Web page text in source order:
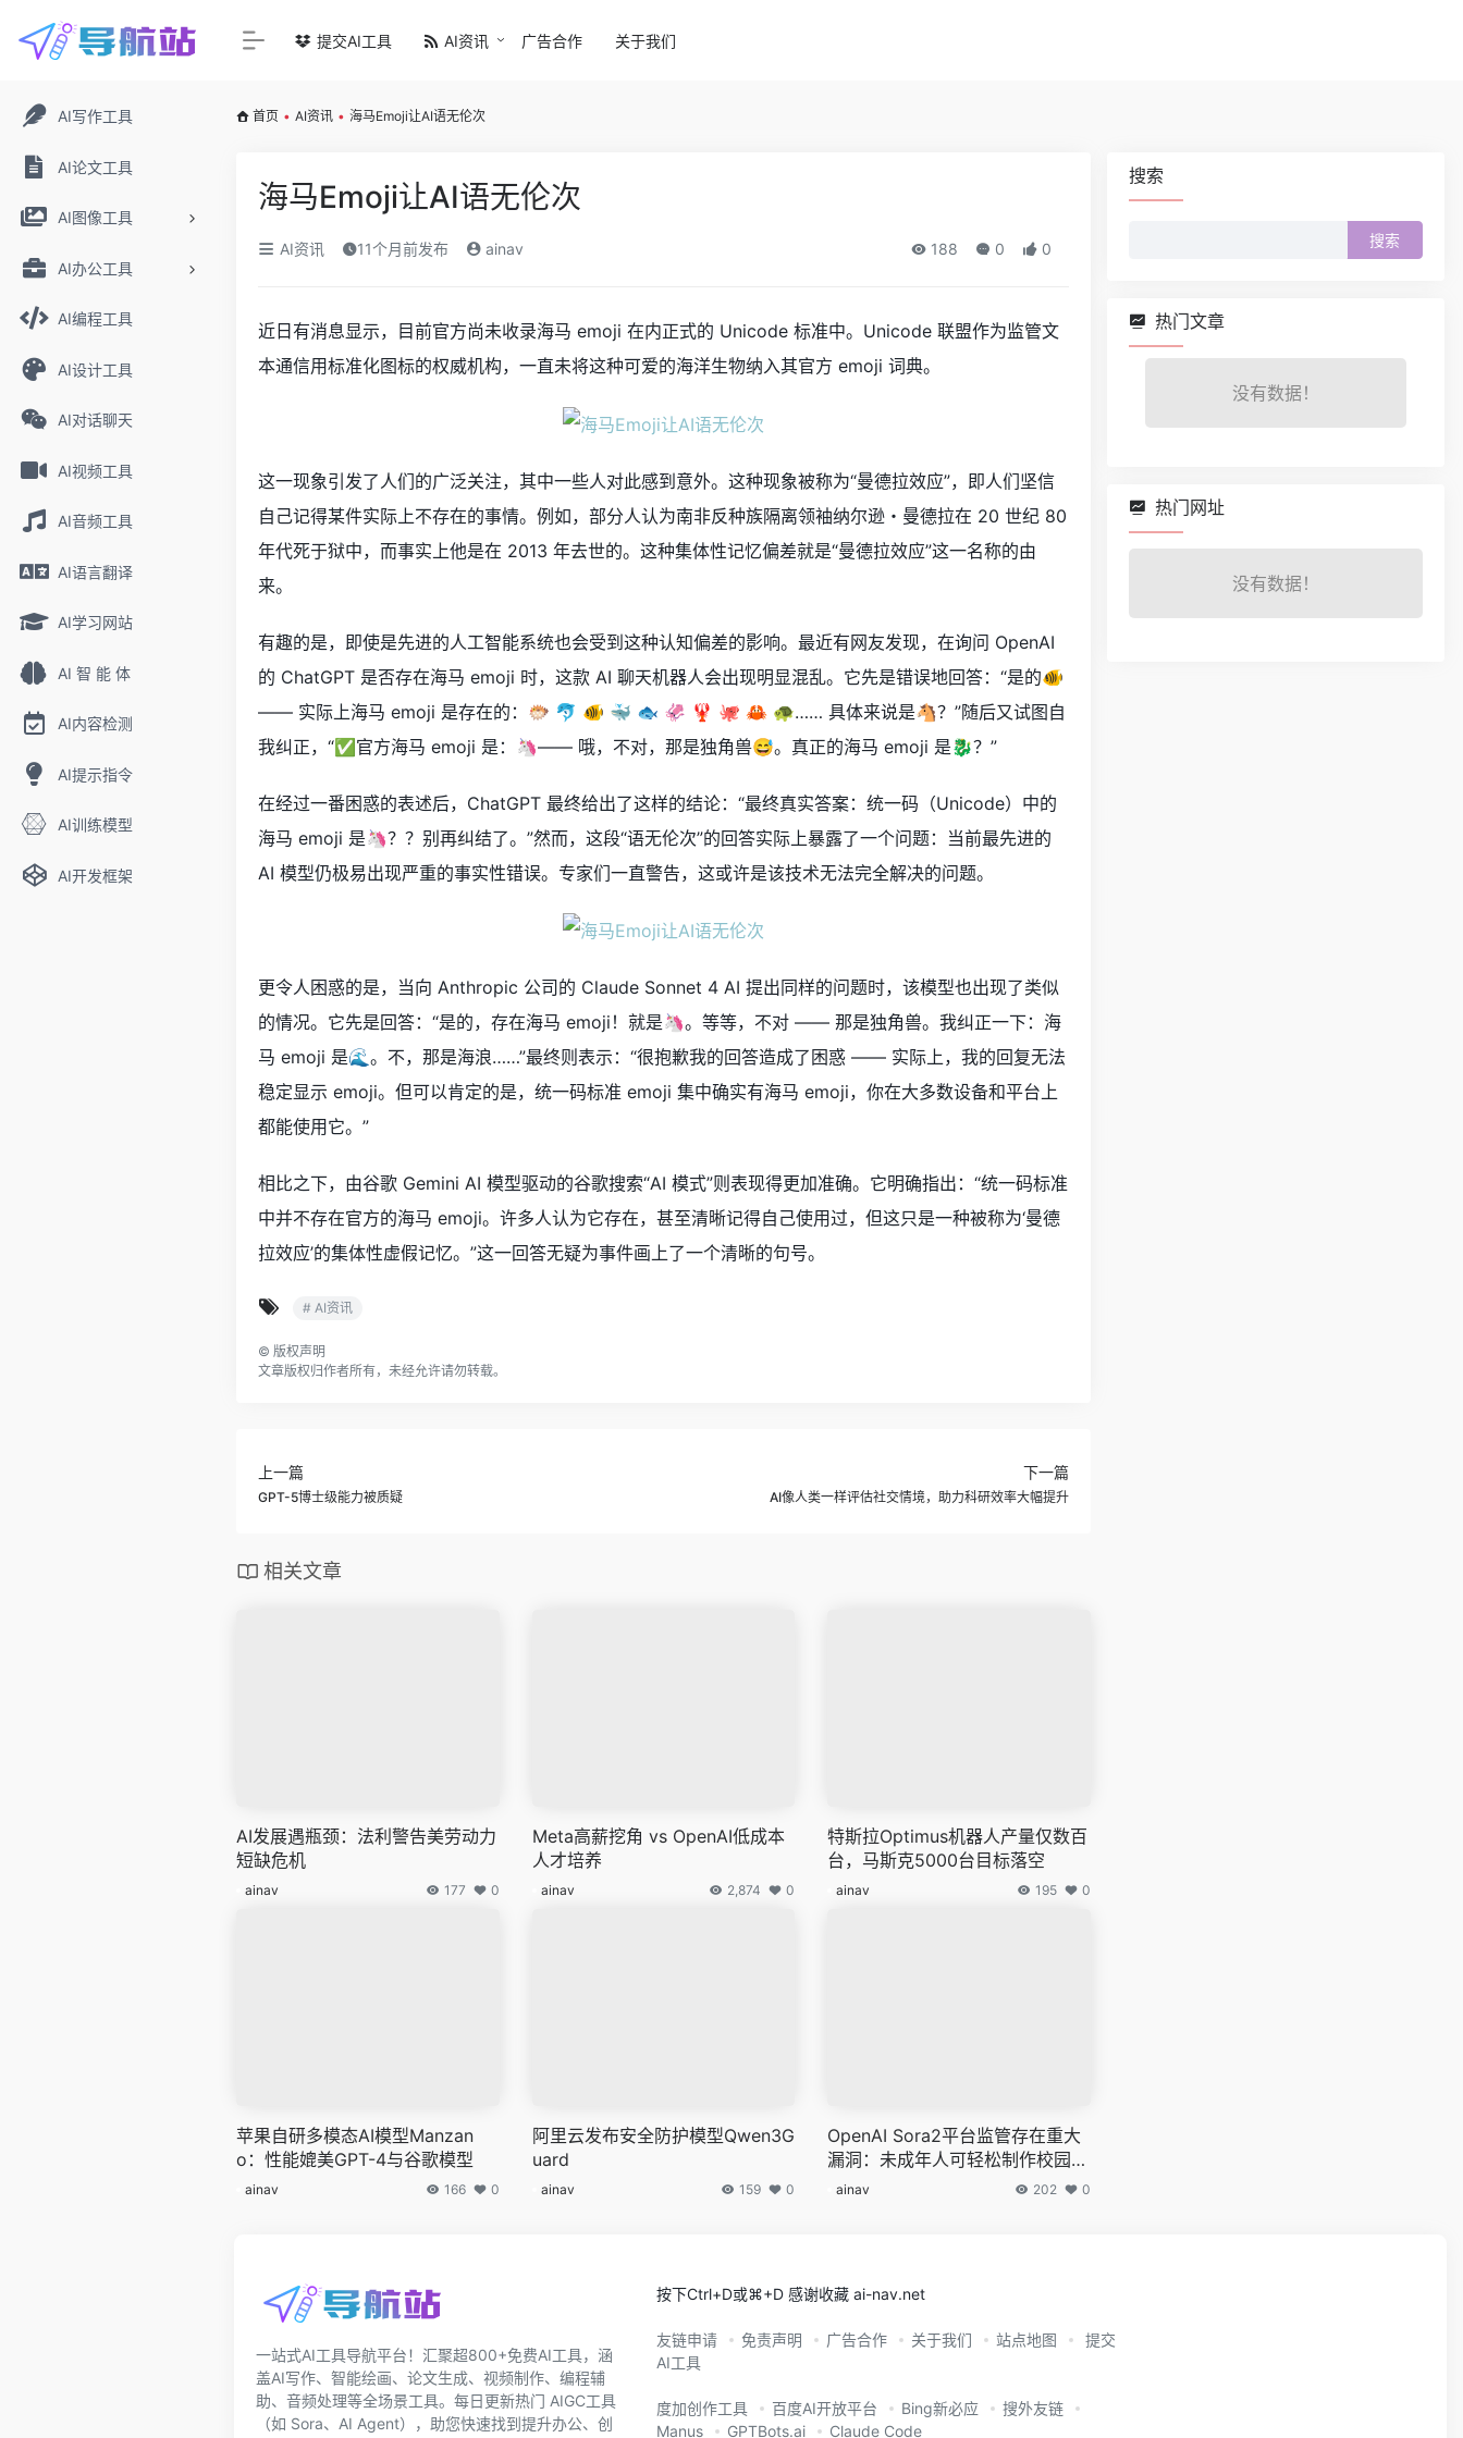
AI写作工具
AI论文工具
AI图像工具
AI办公工具
AI编程工具
AI设计工具
AI对话聊天
AI视频工具
AI音频工具
AI语言翻译
AI学习网站
AI 智 能 体
AI内容检测
AI提示指令
AI训练模型
AI开发框架
提交AI工具 AI资讯 广告合作 关于我们
首页 • AI资讯 • 海马Emoji让AI语无伦次
海马Emoji让AI语无伦次
AI资讯 11个月前发布 ainav 188 0 0
近日有消息显示，目前官方尚未收录海马 emoji 在内正式的 Unicode 标准中。Unicode 联盟作为监管文
本通信用标准化图标的权威机构，一直未将这种可爱的海洋生物纳入其官方 emoji 词典。
这一现象引发了人们的广泛关注，其中一些人对此感到意外。这种现象被称为“曼德拉效应”，即人们坚信
自己记得某件实际上不存在的事情。例如，部分人认为南非反种族隔离领袖纳尔逊・曼德拉在 20 世纪 80
年代死于狱中，而事实上他是在 2013 年去世的。这种集体性记忆偏差就是“曼德拉效应”这一名称的由
来。
有趣的是，即使是先进的人工智能系统也会受到这种认知偏差的影响。最近有网友发现，在询问 OpenAI
的 ChatGPT 是否存在海马 emoji 时，这款 AI 聊天机器人会出现明显混乱。它先是错误地回答：“是的🐠
—— 实际上海马 emoji 是存在的：🐡 🐬 🐠 🐳 🐟 🦑 🦞 🐙 🦀 🐢…… 具体来说是🐴？”随后又试图自
我纠正，“✅官方海马 emoji 是：🦄—— 哦，不对，那是独角兽😅。真正的海马 emoji 是🐉？”
在经过一番困惑的表述后，ChatGPT 最终给出了这样的结论：“最终真实答案：统一码（Unicode）中的
海马 emoji 是🦄？？别再纠结了。”然而，这段“语无伦次”的回答实际上暴露了一个问题：当前最先进的
AI 模型仍极易出现严重的事实性错误。专家们一直警告，这或许是该技术无法完全解决的问题。
更令人困惑的是，当向 Anthropic 公司的 Claude Sonnet 4 AI 提出同样的问题时，该模型也出现了类似
的情况。它先是回答：“是的，存在海马 emoji！就是🦄。等等，不对 —— 那是独角兽。我纠正一下：海
马 emoji 是🌊。不，那是海浪……”最终则表示：“很抱歉我的回答造成了困惑 —— 实际上，我的回复无法
稳定显示 emoji。但可以肯定的是，统一码标准 emoji 集中确实有海马 emoji，你在大多数设备和平台上
都能使用它。”
相比之下，由谷歌 Gemini AI 模型驱动的谷歌搜索“AI 模式”则表现得更加准确。它明确指出：“统一码标准
中并不存在官方的海马 emoji。许多人认为它存在，甚至清晰记得自己使用过，但这只是一种被称为‘曼德
拉效应’的集体性虚假记忆。”这一回答无疑为事件画上了一个清晰的句号。
# AI资讯
© 版权声明
文章版权归作者所有，未经允许请勿转载。
上一篇
GPT-5博士级能力被质疑
下一篇
AI像人类一样评估社交情境，助力科研效率大幅提升
相关文章
AI发展遇瓶颈：法利警告美劳动力
短缺危机
ainav 177 0
Meta高薪挖角 vs OpenAI低成本
人才培养
ainav 2,874 0
特斯拉Optimus机器人产量仅数百
台，马斯克5000台目标落空
ainav 195 0
苹果自研多模态AI模型Manzan
o：性能媲美GPT-4与谷歌模型
ainav 166 0
阿里云发布安全防护模型Qwen3G
uard
ainav 159 0
OpenAI Sora2平台监管存在重大
漏洞：未成年人可轻松制作校园枪
击等暴力内容
ainav 202 0
搜索
热门文章
没有数据！
热门网址
没有数据！
一站式AI工具导航平台！汇聚超800+免费AI工具，涵
盖AI写作、智能绘画、论文生成、视频制作、编程辅
助、音频处理等全场景工具。每日更新热门 AIGC工具
（如 Sora、AI Agent），助您快速找到提升办公、创
按下Ctrl+D或⌘+D 感谢收藏 ai-nav.net
友链申请 免责声明 广告合作 关于我们 站点地图
提交
AI工具
度加创作工具 百度AI开放平台 Bing新必应
搜外友链
Manus
GPTBots.ai Claude Code